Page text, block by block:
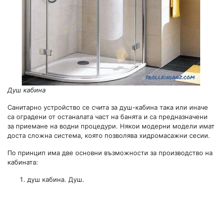
Душ кабина
Санитарно устройство се счита за душ-кабина така или иначе
са оградени от останалата част на банята и са предназначени
за приемане на водни процедури. Някои модерни модели имат
доста сложна система, която позволява хидромасажни сесии.
По принцип има две основни възможности за производство на
кабината:
душ кабина. Душ.